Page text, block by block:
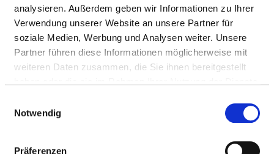
analysieren. Außerdem geben wir Informationen zu Ihrer
Verwendung unserer Website an unsere Partner für
soziale Medien, Werbung und Analysen weiter. Unsere
Partner führen diese Informationen möglicherweise mit
weiteren Daten zusammen, die Sie ihnen bereitgestellt
Notwendig
Präferenzen
Delir nicht durch Alkohol
oder andere psychotrope
Substanzen bedingt -
Delir ohne Demenz
F05.0 4
Substanzen bedingt -